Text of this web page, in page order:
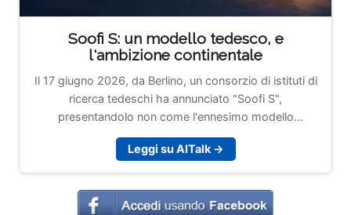
Soofi S: un modello tedesco, e
l'ambizione continentale
Il 17 giugno 2026, da Berlino, un consorzio di istituti di
ricerca tedeschi ha annunciato "Soofi S",
presentandolo non come l'ennesimo modello
linguistico in cerca di attenzione, ma come il primo
tassello di una famiglia di modelli AI europei. Dietro
l'acronimo, Sovereign Open Source Foundation
Models, c'è un progetto finanziato dal Ministero
federale tedesco per gli Affari Economici e l'Energia
Leggi su AITalk →